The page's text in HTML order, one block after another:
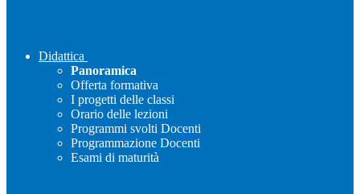
Didattica
Panoramica
Offerta formativa
I progetti delle classi
Orario delle lezioni
Programmi svolti Docenti
Programmazione Docenti
Esami di maturità